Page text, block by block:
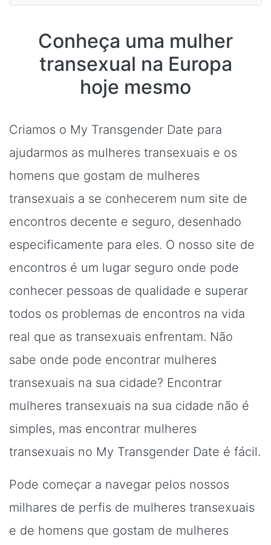
Conheça uma mulher
transexual na Europa
hoje mesmo
Criamos o My Transgender Date para
ajudarmos as mulheres transexuais e os
homens que gostam de mulheres
transexuais a se conhecerem num site de
encontros decente e seguro, desenhado
especificamente para eles. O nosso site de
encontros é um lugar seguro onde pode
conhecer pessoas de qualidade e superar
todos os problemas de encontros na vida
real que as transexuais enfrentam. Não
sabe onde pode encontrar mulheres
transexuais na sua cidade? Encontrar
mulheres transexuais na sua cidade não é
simples, mas encontrar mulheres
transexuais no My Transgender Date é fácil.
Pode começar a navegar pelos nossos
milhares de perfis de mulheres transexuais
e de homens que gostam de mulheres